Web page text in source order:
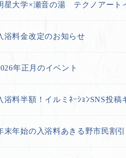
星大学×瀬音の湯 テクノアート
浴料金改定のお知らせ
年正月のイベント
浴料半額！イルミﾈｰｼｮﾝSNS投稿
末年始の入浴料あきる野市民割